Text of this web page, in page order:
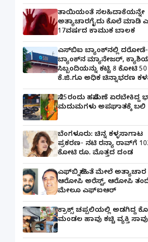
ತಾಯಿಯಂತೆ ಸಲಹಿದಾಕೆಯನ್ನೇ
ಅತ್ಯಾಚಾರಗೈದು ಕೊಲೆ ಮಾಡಿ
17ವರ್ಷದ ಕಾಮುಕ ಬಾಲಕ
ಎಸ್‌ಬಿಐ ಬ್ಯಾಂಕ್‌ನಲ್ಲಿ‌ ದರೋಡೆ-
ಬ್ಯಾಂಕ್​ನ ಮ್ಯಾನೇಜರ್‌,
ಸಿಬ್ಬಂದಿಯನ್ನು ಕಟ್ಟಿ 8 ಕೋಟಿ 50
ಕೆ.ಜಿ.ಗೂ ಅಧಿಕ ಚಿನ್ನಾಭರಣ
ಸೆ.25ರಂದು ಹಸೆಮಣೆ ಏರಬೇಕಿದ್ದ
ಮದುಮಗಳು ಅಪಘಾತಕ್ಕೆ ಬಲಿ
ಬೆಂಗಳೂರು: ಚಿನ್ನ ಕಳ್ಳಸಾಗಾಟ
ಪ್ರಕರಣ- ನಟಿ ರನ್ಯಾ ರಾವ್‌ಗೆ
ಕೋಟಿ ರೂ. ಮೊತ್ತದ ದಂಡ
ಎಫ್‌ಬಿ ಸ್ನೇಹಿತೆ ಮೇಲೆ ಅತ್ಯಾಚಾರ
ಆರೋಪಿ ಅರೆಸ್ಟ್, ಆರೋಪಿ
ಮೇಲೂ ಎಫ್ಐಆರ್
ಕ್ರಾಕ್ಸ್ ಚಪ್ಪಲಿಯಲ್ಲಿ ಅಡಗಿದ್ದ
ಮಂಡಲ ಹಾವು ಕಚ್ಚಿ ವ್ಯಕ್ತಿ ಸಾವು